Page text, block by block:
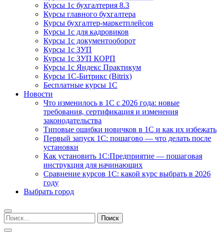
Курсы 1с бухгалтерия 8.3
Курсы главного бухгалтера
Курсы бухгалтер-маркетплейсов
Курсы 1с для кадровиков
Курсы 1с документооборот
Курсы 1с ЗУП
Курсы 1с ЗУП КОРП
Курсы 1с Яндекс Практикум
Курсы 1С-Битрикс (Bitrix)
Бесплатные курсы 1С
Новости
Что изменилось в 1С с 2026 года: новые
требования, сертификация и изменения
законодательства
Типовые ошибки новичков в 1С и как их избежать
Первый запуск 1С: пошагово — что делать после
установки
Как установить 1С:Предприятие — пошаговая
инструкция для начинающих
Сравнение курсов 1С: какой курс выбрать в 2026
году
Выбрать город
Найти: